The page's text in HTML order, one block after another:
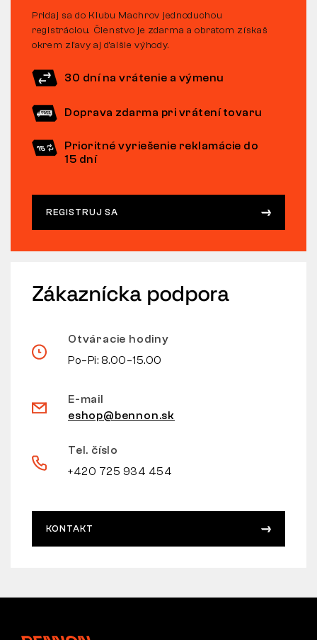
Pridaj sa do Klubu Machrov jednoduchou
registráciou. Členstvo je zdarma a obratom získaš
okrem zľavy aj ďalšie výhody.
30 dní na vrátenie a výmenu
Doprava zdarma pri vrátení tovaru
Prioritné vyriešenie reklamácie do
15 dní
REGISTRUJ SA
Zákaznícka podpora
Otváracie hodiny
Po–Pi: 8.00–15.00
E-mail
eshop@bennon.sk
Tel. číslo
+420 725 934 454
KONTAKT